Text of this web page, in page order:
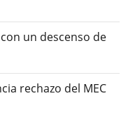
un descenso de
rechazo del MEC